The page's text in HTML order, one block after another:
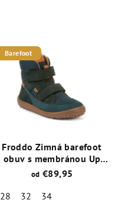
z
5
hviezdičiek.
Barefoot
Froddo Zimná barefoot
obuv s membránou Up
Tex Winter Modrá
od €89,95
28
32
34